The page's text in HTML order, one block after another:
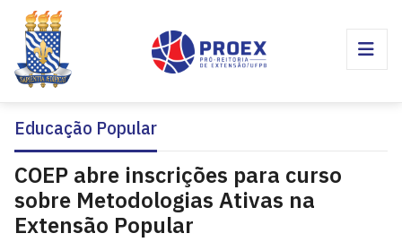
Educação Popular
COEP abre inscrições para curso
sobre Metodologias Ativas na
Extensão Popular